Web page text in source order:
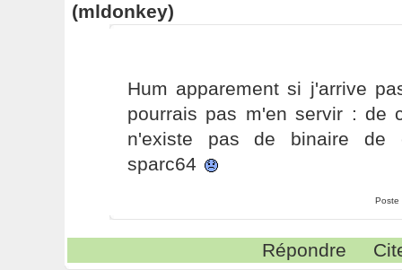
(mldonkey)
Hum apparement si j'arrive
pourrais pas m'en servir : de
n'existe pas de binaire de
sparc64
Poste
Répondre